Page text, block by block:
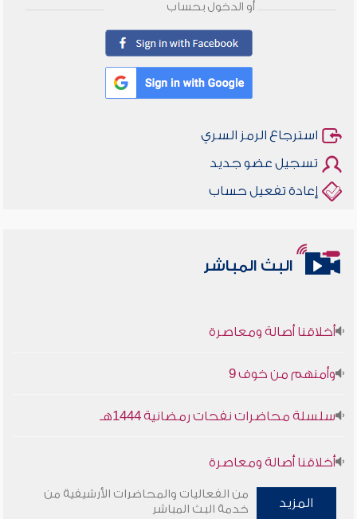
أو الدخول بحساب
استرجاع الرمز السري
تسجيل عضو جديد
إعادة تفعيل حساب
البث المباشر
أخلاقنا أصالة ومعاصرة
وأمنهم من خوف 9
سلسلة محاضرات نفحات رمضانية 1444هـ
أخلاقنا أصالة ومعاصرة
وأمنهم من خوف 9
المزيد
من الفعاليات والمحاضرات الأرشيفية من
خدمة البث المباشر